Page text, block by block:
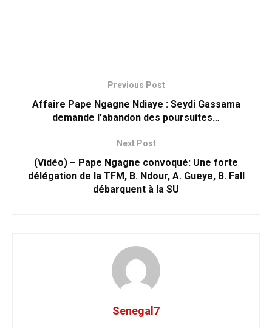
Previous Post
Affaire Pape Ngagne Ndiaye : Seydi Gassama
demande l’abandon des poursuites…
Next Post
(Vidéo) – Pape Ngagne convoqué: Une forte
délégation de la TFM, B. Ndour, A. Gueye, B. Fall
débarquent à la SU
Senegal7